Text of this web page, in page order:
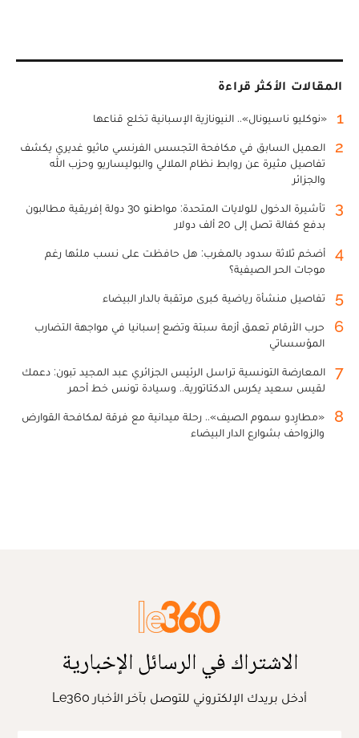
المقالات الأكثر قراءة
1 «نوكليو ناسيونال».. النيونازية الإسبانية تخلع قناعها
2
العميل السابق في مكافحة التجسس الفرنسي ماثيو غديري يكشف
تفاصيل مثيرة عن روابط نظام الملالي والبوليساريو وحزب الله
والجزائر
3
تأشيرة الدخول للولايات المتحدة: مواطنو 30 دولة إفريقية مطالبون
بدفع كفالة تصل إلى 20 ألف دولار
4
أضخم ثلاثة سدود بالمغرب: هل حافظت على نسب ملئها رغم
موجات الحر الصيفية؟
5 تفاصيل منشأة رياضية كبرى مرتقبة بالدار البيضاء
6
حرب الأرقام تعمق أزمة سبتة وتضع إسبانيا في مواجهة التضارب
المؤسساتي
7
المعارضة التونسية تراسل الرئيس الجزائري عبد المجيد تبون: دعمك
لقيس سعيد يكرس الدكتاتورية.. وسيادة تونس خط أحمر
8
«مطارِدو سموم الصيف».. رحلة ميدانية مع فرقة لمكافحة القوارض
والزواحف بشوارع الدار البيضاء
الاشتراك في الرسائل الإخبارية
أدخل بريدك الإلكتروني للتوصل بآخر الأخبار Le360